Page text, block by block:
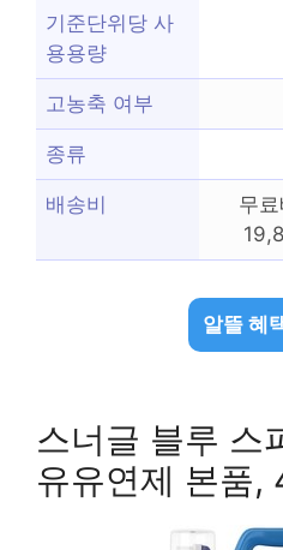
기준단위당 사
용용량
고농축 여부
종류
배송비
무
알뜰 혜
스너글 블루 스
유유연제 본품,